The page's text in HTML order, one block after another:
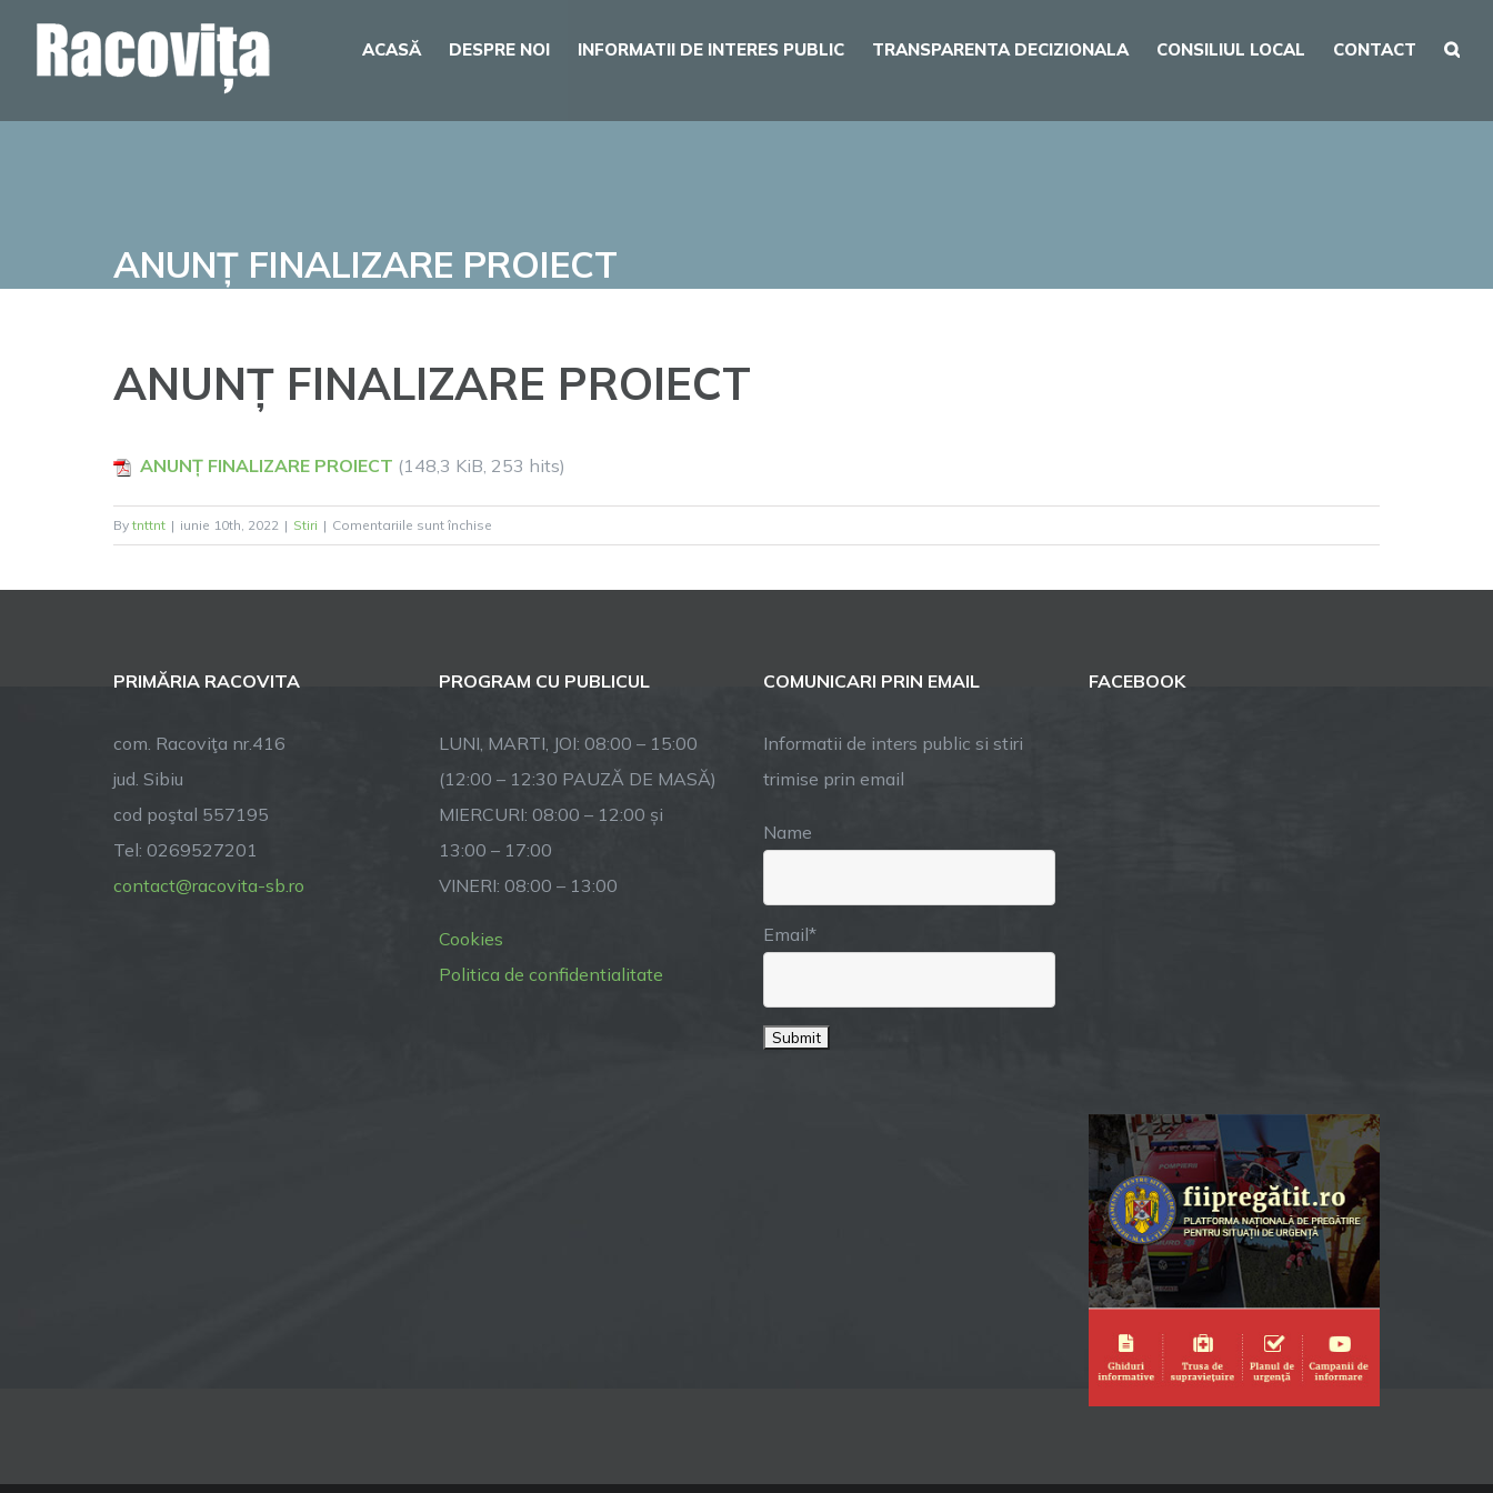
ACASĂ DESPRE NOI INFORMATII DE INTERES PUBLIC TRANSPARENTA DECIZIONALA CONSILIUL LOCAL CONTACT
ANUNȚ FINALIZARE PROIECT
ANUNȚ FINALIZARE PROIECT
ANUNȚ FINALIZARE PROIECT (148,3 KiB, 253 hits)
By tnttnt | iunie 10th, 2022 | Stiri | Comentariile sunt închise
ANUNȚ
PRIMĂRIA RACOVITA
com. Racoviţa nr.416
jud. Sibiu
cod poştal 557195
Tel: 0269527201
contact@racovita-sb.ro
PROGRAM CU PUBLICUL
LUNI, MARTI, JOI: 08:00 – 15:00
(12:00 – 12:30 PAUZĂ DE MASĂ)
MIERCURI: 08:00 – 12:00 și
13:00 – 17:00
VINERI: 08:00 – 13:00
Cookies
Politica de confidentialitate
COMUNICARI PRIN EMAIL
Informatii de inters public si stiri
trimise prin email
Name
Email*
FACEBOOK